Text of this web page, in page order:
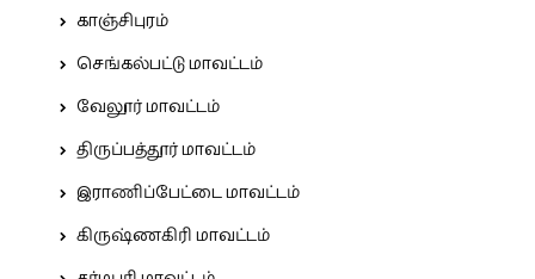
காஞ்சிபுரம்
செங்கல்பட்டு மாவட்டம்
வேலூர் மாவட்டம்
திருப்பத்தூர் மாவட்டம்
இராணிப்பேட்டை மாவட்டம்
கிருஷ்ணகிரி மாவட்டம்